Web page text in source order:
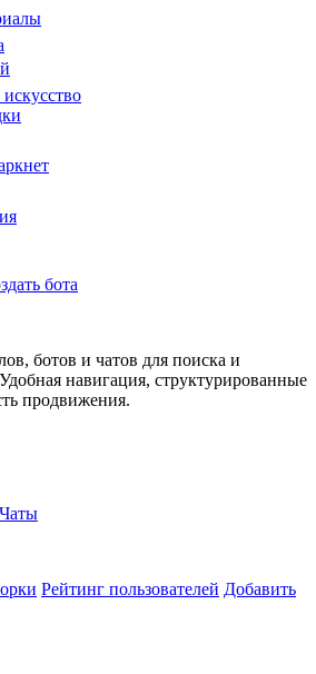
бота
ботов и чатов для поиска и
навигация, структурированные
продвижения.
Чаты
Рейтинг пользователей Добавить